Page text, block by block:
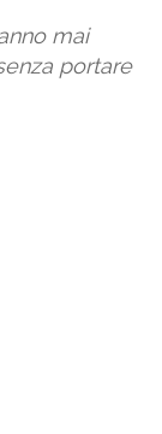
mai
portare